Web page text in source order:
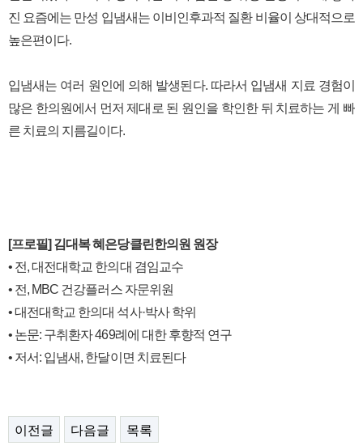
진 요즘에는 만성 입냄새는 이비인후과적 질환 비율이 상대적으로
높은편이다.
입냄새는 여러 원인에 의해 발생된다. 따라서 입냄새 지료 경험이
많은 한의원에서 먼저 제대로 된 원인을 학인한 뒤 치료하는 게 빠
른 치료의 지름길이다.
[프로필] 김대복 혜은당클린한의원 원장
• 전, 대전대학교 한의대 겸임교수
• 전, MBC 건강플러스 자문위원
• 대전대학교 한의대 석사·박사 학위
• 논문: 구취환자 469례에 대한 후향적 연구
• 저서: 입냄새, 한달이면 치료된다
이전글 다음글 목록